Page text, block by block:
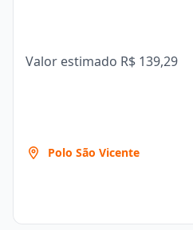
Valor estimado R$ 139,29
Polo São Vicente